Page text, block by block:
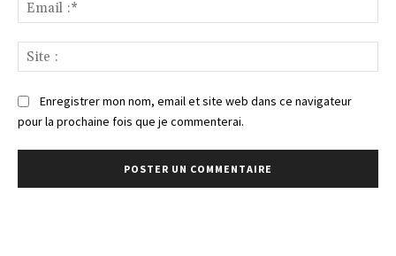
:*
:
Enregistrer mon nom, email et site web dans ce navigateur
pour la prochaine fois que je commenterai.